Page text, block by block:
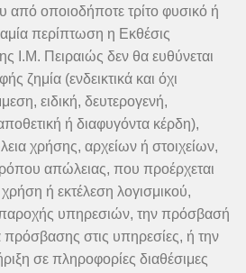
από οποιοδήποτε τρίτο φυσικό ή
περίπτωση η Εκθέσις
Ι.Μ. Πειραιώς δεν θα ευθύνεται
ζημία (ενδεικτικά και όχι
ειδική, δευτερογενή,
ή διαφυγόντα κέρδη),
χρήσης, αρχείων ή στοιχείων,
απώλειας, που προέρχεται
ή εκτέλεση λογισμικού,
υπηρεσιών, την πρόσβασή
πρόσβασης στις υπηρεσίες, ή την
σε πληροφορίες διαθέσιμες